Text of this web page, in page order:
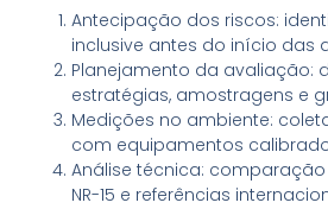
Antecipação dos riscos:
inclusive antes do início das
Planejamento da avaliação:
estratégias, amostragens e
Medições no ambiente:
com equipamentos
Análise técnica:
NR-15 e referências